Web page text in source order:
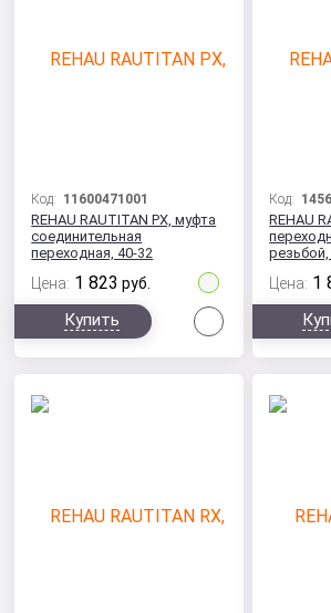
Код: 11600471001
REHAU RAUTITAN PX, муфта
соединительная
переходная, 40-32
Цена: 1 823 руб.
Купить
Код:
REHAU
Цена: 1